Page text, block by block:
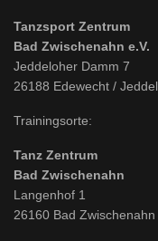
Tanzsport Zentrum
Bad Zwischenahn e.V.
Jeddeloher Damm 7
26188 Edewecht /
Trainingsorte:
Tanz Zentrum
Bad Zwischenahn
Langenhof 1
26160 Bad Zwischenahn